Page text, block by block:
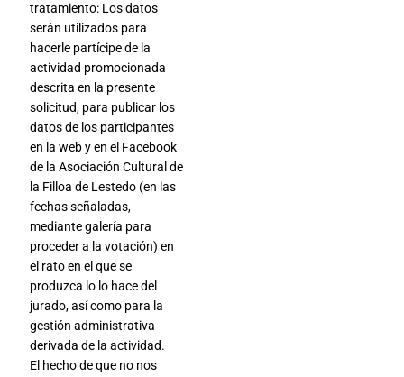
tratamiento: Los datos
serán utilizados para
hacerle partícipe de la
actividad promocionada
descrita en la presente
solicitud, para publicar los
datos de los participantes
en la web y en el Facebook
de la Asociación Cultural de
la Filloa de Lestedo (en las
fechas señaladas,
mediante galería para
proceder a la votación) en
el rato en el que se
produzca lo lo hace del
jurado, así como para la
gestión administrativa
derivada de la actividad.
El hecho de que no nos